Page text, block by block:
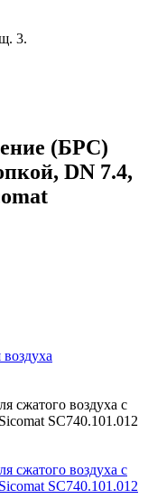
3.
(БРС)
DN 7.4,
сжатого воздуха с
SC740.101.012